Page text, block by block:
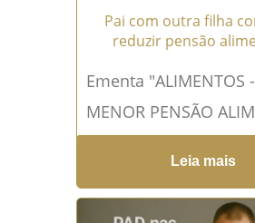
Pai com outra filha
reduzir pensão
Ementa "ALIMENTOS
MENOR PENSÃO
QUE DEVE SER
QUANTIA SUFICIENTE
GARANTIR A
Leia mais